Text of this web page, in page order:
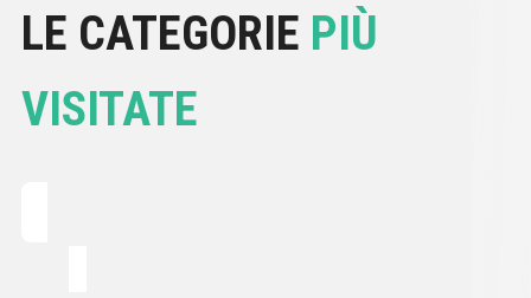
LE CATEGORIE PIÙ
VISITATE